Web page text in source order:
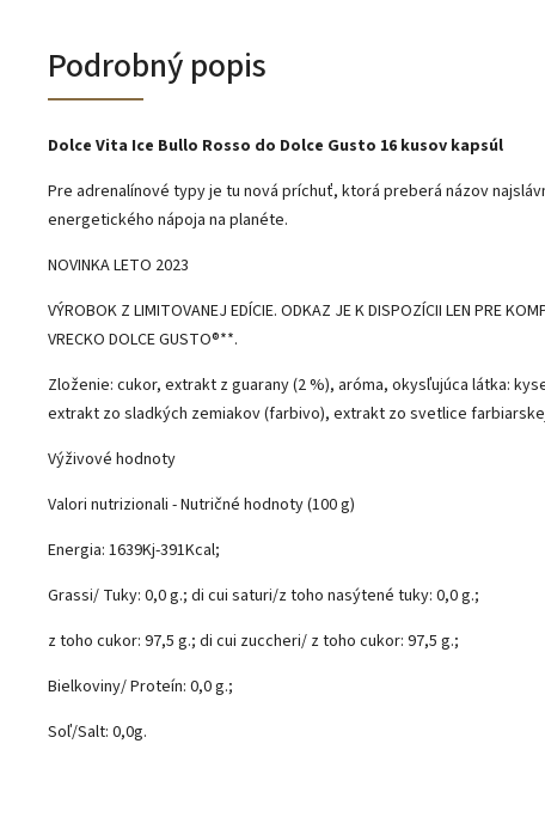
Podrobný popis
Dolce Vita Ice Bullo Rosso do Dolce Gusto 16 kusov kapsúl
Pre adrenalínové typy je tu nová príchuť, ktorá preberá názov
energetického nápoja na planéte.
NOVINKA LETO 2023
VÝROBOK Z LIMITOVANEJ EDÍCIE. ODKAZ JE K DISPOZÍCII LEN PRE
VRECKO DOLCE GUSTO®**.
Zloženie: cukor, extrakt z guarany (2 %), aróma, okysľujúca látka:
extrakt zo sladkých zemiakov (farbivo), extrakt zo svetlice
Výživové hodnoty
Valori nutrizionali - Nutričné ​​hodnoty (100 g)
Energia: 1639Kj-391Kcal;
Grassi/ Tuky: 0,0 g.; di cui saturi/z toho nasýtené tuky: 0,0 g.;
z toho cukor: 97,5 g.; di cui zuccheri/ z toho cukor: 97,5 g.;
Bielkoviny/ Proteín: 0,0 g.;
Soľ/Salt: 0,0g.